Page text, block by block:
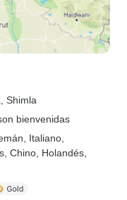
, Shimla
bienvenidas
Italiano,
Chino, Holandés,